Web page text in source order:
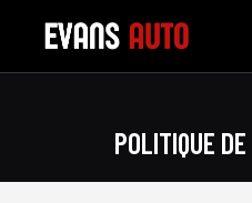
POLITIQUE